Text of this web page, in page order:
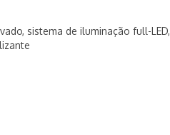
sistema de iluminação full-LED,